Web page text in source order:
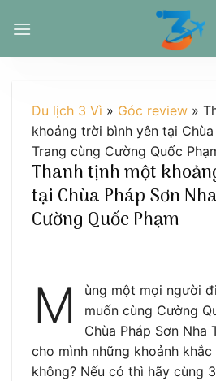
đến
Du lịch 3 Vì » Góc review »
khoảng trời bình yên tại Chùa
Trang cùng Cường Quốc
Thanh tịnh một
tại Chùa Pháp Sơn
Cường Quốc Phạm
M
ùng một mọi người
muốn cùng Cường
Chùa Pháp Sơn Nha
cho mình những khoảnh
không? Nếu có thì hãy cùng